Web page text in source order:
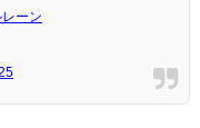
ーン